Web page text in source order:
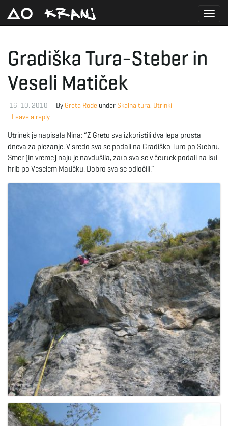
g
e
n
a
v
Gradiška Tura-Steber in
Veseli Matiček
16. 10. 2010 By Greta Rode under Skalna tura, Utrinki
Leave a reply
Utrinek je napisala Nina: “Z Greto sva izkoristili dva lepa prosta
dneva za plezanje. V sredo sva se podali na Gradiško Turo po Stebru.
Smer (in vreme) naju je navdušila, zato sva se v četrtek podali na isti
hrib po Veselem Matičku. Dobro sva se odločili.”